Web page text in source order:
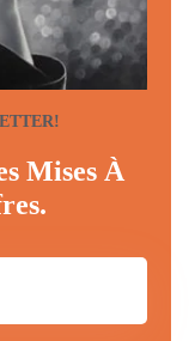
Mises À